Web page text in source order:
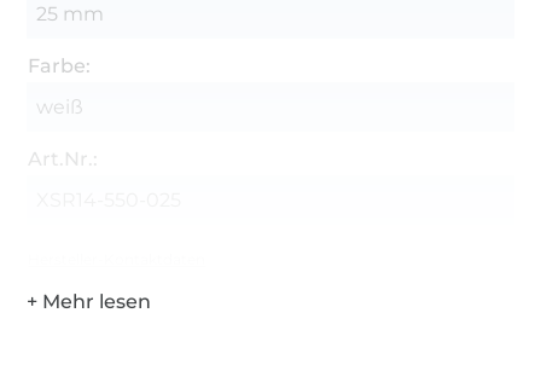
25 mm
Farbe:
weiß
Art.Nr.: